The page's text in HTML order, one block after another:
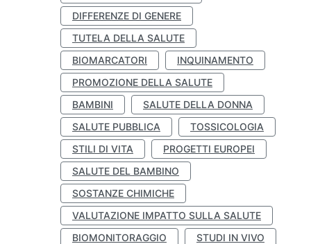
DIFFERENZE DI GENERE
TUTELA DELLA SALUTE
BIOMARCATORI
INQUINAMENTO
PROMOZIONE DELLA SALUTE
BAMBINI
SALUTE DELLA DONNA
SALUTE PUBBLICA
TOSSICOLOGIA
STILI DI VITA
PROGETTI EUROPEI
SALUTE DEL BAMBINO
SOSTANZE CHIMICHE
VALUTAZIONE IMPATTO SULLA SALUTE
BIOMONITORAGGIO
STUDI IN VIVO